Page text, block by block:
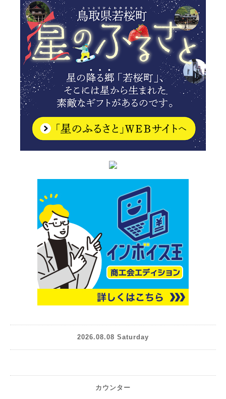
2026.08.08 Saturday
カウンター